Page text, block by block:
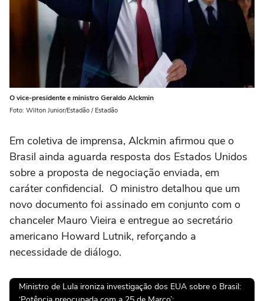
O vice-presidente e ministro Geraldo Alckmin
Foto: Wilton Junior/Estadão / Estadão
Em coletiva de imprensa, Alckmin afirmou que o
Brasil ainda aguarda resposta dos Estados Unidos
sobre a proposta de negociação enviada, em
caráter confidencial. O ministro detalhou que um
novo documento foi assinado em conjunto com o
chanceler Mauro Vieira e entregue ao secretário
americano Howard Lutnik, reforçando a
necessidade de diálogo.
Ministro de Lula ironiza investigação dos EUA sobre o Brasil: